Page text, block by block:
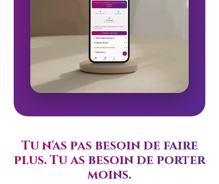
Tu n'as pas besoin de faire
plus. Tu as besoin de porter
moins.